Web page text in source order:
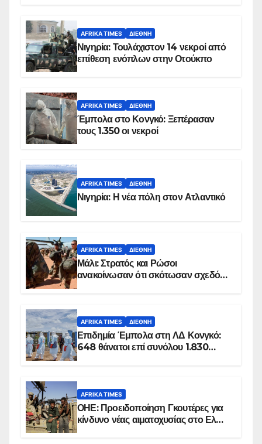
AFRIKA TIMES ΔΙΕΘΝΉ
Νιγηρία: Τουλάχιστον 14 νεκροί από
επίθεση ενόπλων στην Οτούκπο
AFRIKA TIMES ΔΙΕΘΝΉ
Έμπολα στο Κονγκό: Ξεπέρασαν
τους 1.350 οι νεκροί
AFRIKA TIMES ΔΙΕΘΝΉ
Νιγηρία: Η νέα πόλη στον Ατλαντικό
AFRIKA TIMES ΔΙΕΘΝΉ
Μάλι: Στρατός και Ρώσοι
ανακοίνωσαν ότι σκότωσαν σχεδόν
AFRIKA TIMES ΔΙΕΘΝΉ
Επιδημία Έμπολα στη ΛΔ Κονγκό:
648 θάνατοι επί συνόλου 1.830
AFRIKA TIMES
ΟΗΕ: Προειδοποίηση Γκουτέρες για
κίνδυνο νέας αιματοχυσίας στο Ελ